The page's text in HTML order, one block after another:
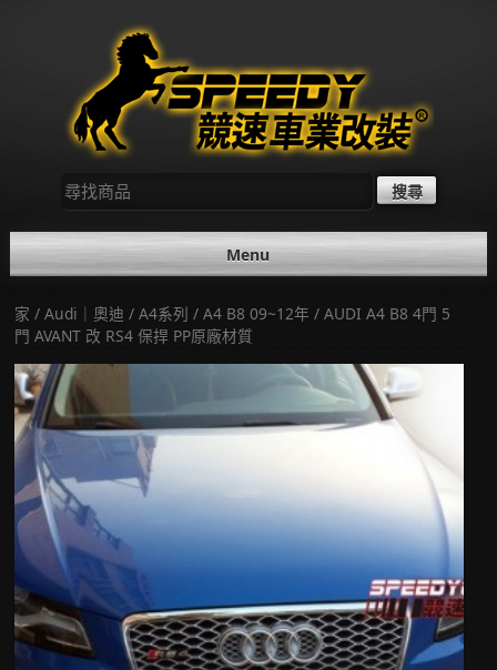
尋
找：
Menu
家 / Audi｜奧迪 / A4系列 / A4 B8 09~12年 / AUDI A4 B8 4門 5
門 AVANT 改 RS4 保捍 PP原廠材質